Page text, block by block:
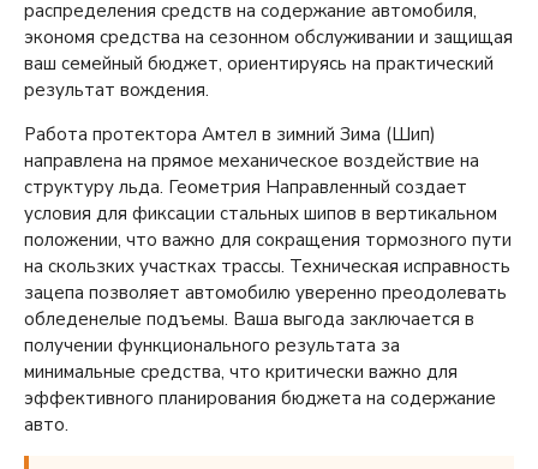
распределения средств на содержание автомобиля,
экономя средства на сезонном обслуживании и защищая
ваш семейный бюджет, ориентируясь на практический
результат вождения.
Работа протектора Амтел в зимний Зима (Шип)
направлена на прямое механическое воздействие на
структуру льда. Геометрия Направленный создает
условия для фиксации стальных шипов в вертикальном
положении, что важно для сокращения тормозного пути
на скользких участках трассы. Техническая исправность
зацепа позволяет автомобилю уверенно преодолевать
обледенелые подъемы. Ваша выгода заключается в
получении функционального результата за
минимальные средства, что критически важно для
эффективного планирования бюджета на содержание
авто.